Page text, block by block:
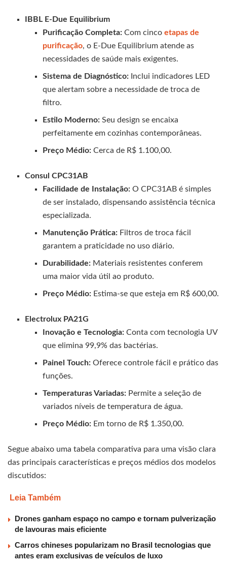
IBBL E-Due Equilibrium
Purificação Completa:Com cinco etapas de
purificação, o E-Due Equilibrium atende as
necessidades de saúde mais exigentes.
Sistema de Diagnóstico:Inclui indicadores LED
que alertam sobre a necessidade de troca de
filtro.
Estilo Moderno:Seu design se encaixa
perfeitamente em cozinhas contemporâneas.
Preço Médio:Cerca de R$ 1.100,00.
Consul CPC31AB
Facilidade de Instalação:O CPC31AB é simples
de ser instalado, dispensando assistência técnica
especializada.
Manutenção Prática:Filtros de troca fácil
garantem a praticidade no uso diário.
Durabilidade:Materiais resistentes conferem
uma maior vida útil ao produto.
Preço Médio:Estima-se que esteja em R$ 600,00.
Electrolux PA21G
Inovação e Tecnologia:Conta com tecnologia UV
que elimina 99,9% das bactérias.
Painel Touch:Oferece controle fácil e prático das
funções.
Temperaturas Variadas:Permite a seleção de
variados níveis de temperatura de água.
Preço Médio:Em torno de R$ 1.350,00.
Segue abaixo uma tabela comparativa para uma visão clara
das principais características e preços médios dos modelos
discutidos:
Leia Também
Drones ganham espaço no campo e tornam pulverização
de lavouras mais eficiente
Carros chineses popularizam no Brasil tecnologias que
antes eram exclusivas de veículos de luxo